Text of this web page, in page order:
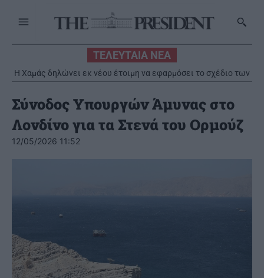
ΤΕΛΕΥΤΑΙΑ ΝΕΑ
“Θετικές” οι συνομιλίες με το Ιράν σύμφωνα με το Ομάν, που
προειδοποιεί για επιθέσεις σε πλοία
Σύνοδος Υπουργών Άμυνας στο
Λονδίνο για τα Στενά του Ορμούζ
12/05/2026 11:52